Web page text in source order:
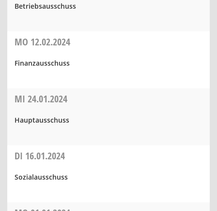
Betriebsausschuss
MO 12.02.2024
Finanzausschuss
MI 24.01.2024
Hauptausschuss
DI 16.01.2024
Sozialausschuss